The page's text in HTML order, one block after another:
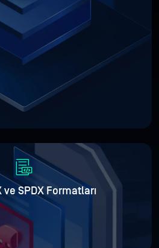
ve SPDX Formatları